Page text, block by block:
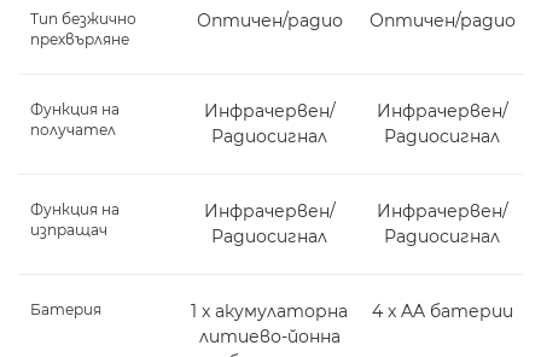
Тип безжично
прехвърляне
Оптичен/радио Оптичен/радио
Функция на
получател
Инфрачервен/
Радиосигнал
Инфрачервен/
Радиосигнал
Функция на
изпращач
Инфрачервен/
Радиосигнал
Инфрачервен/
Радиосигнал
Батерия
1 x акумулаторна
литиево-йонна
4 x AA батерии